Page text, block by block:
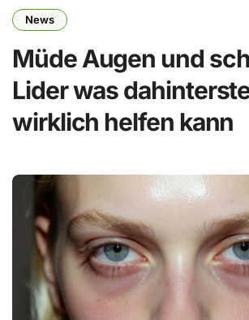
News
Müde Augen und
Lider was
wirklich helfen kann